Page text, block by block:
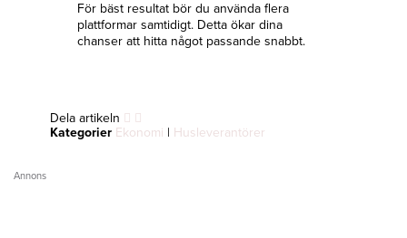
För bäst resultat bör du använda flera
plattformar samtidigt. Detta ökar dina
chanser att hitta något passande snabbt.
Dela artikeln
Kategorier Ekonomi | Husleverantörer
Annons